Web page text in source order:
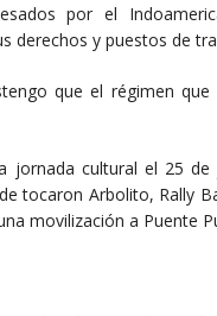
por el
derechos y puestos de
que el régimen
jornada cultural el 25
tocaron Arbolito, Rally
movilización a Puente